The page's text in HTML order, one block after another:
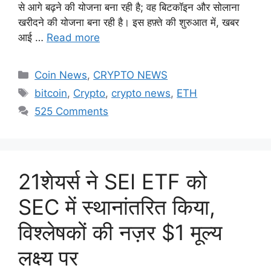
से आगे बढ़ने की योजना बना रही है; वह बिटकॉइन और सोलाना
खरीदने की योजना बना रही है। इस हफ़्ते की शुरुआत में, खबर
आई … Read more
Categories
Coin News, CRYPTO NEWS
Tags
bitcoin, Crypto, crypto news, ETH
525 Comments
21शेयर्स ने SEI ETF को
SEC में स्थानांतरित किया,
विश्लेषकों की नज़र $1 मूल्य
लक्ष्य पर